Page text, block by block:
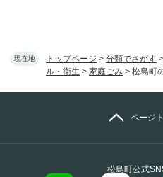
現在地 トップページ > 分類でさがす >
ル・衛生 > 家庭ごみ > 松島町
松島町公式
ページ